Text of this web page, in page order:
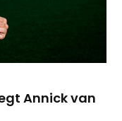
Annick van